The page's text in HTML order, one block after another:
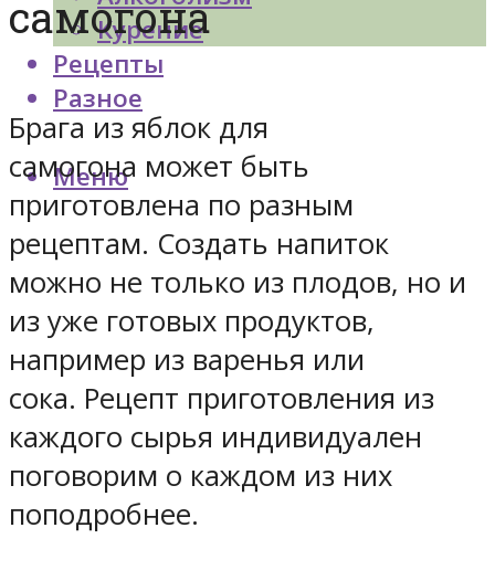
Курение
Рецепты
Разное
Меню
самогона
Брага из яблок для
самогона может быть
приготовлена по разным
рецептам. Создать напиток
можно не только из плодов, но и
из уже готовых продуктов,
например из варенья или
сока. Рецепт приготовления из
каждого сырья индивидуален
поговорим о каждом из них
поподробнее.